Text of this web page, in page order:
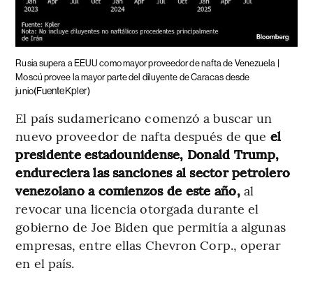
Rusia supera a EEUU como mayor proveedor de nafta de Venezuela |
Moscú provee la mayor parte del diluyente de Caracas desde
junio(FuenteKpler)
El país sudamericano comenzó a buscar un
nuevo proveedor de nafta después de que el
presidente estadounidense, Donald Trump,
endureciera las sanciones al sector petrolero
venezolano a comienzos de este año,al
revocar una licencia otorgada durante el
gobierno de Joe Biden que permitía a algunas
empresas, entre ellas Chevron Corp., operar
en el país.